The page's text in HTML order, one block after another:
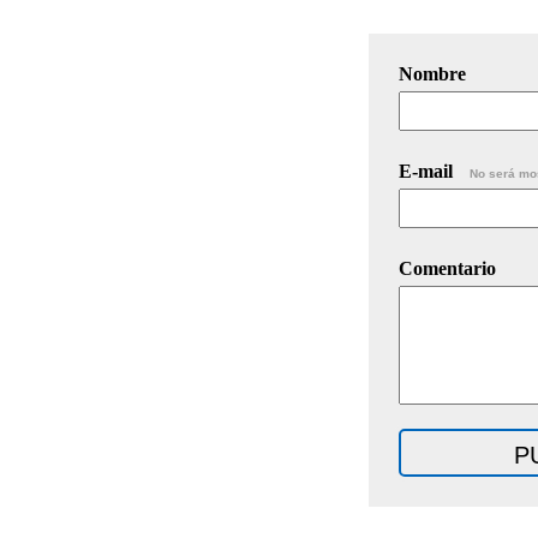
Nombre
E-mail No será
Comentario